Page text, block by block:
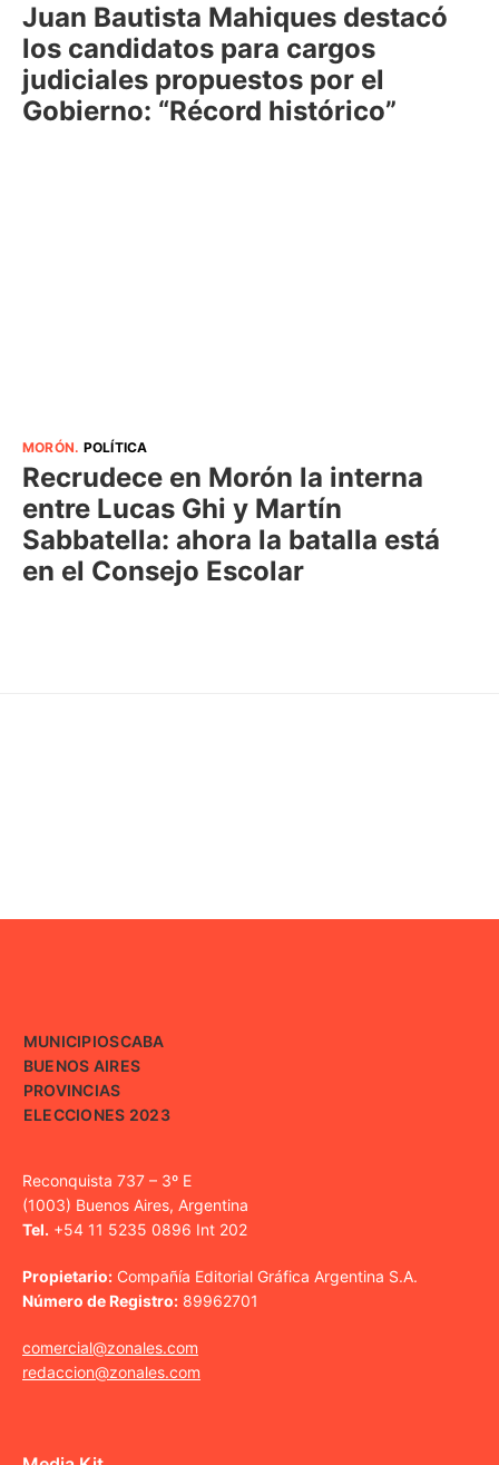
Juan Bautista Mahiques destacó
los candidatos para cargos
judiciales propuestos por el
Gobierno: “Récord histórico”
MORÓN. POLÍTICA
Recrudece en Morón la interna
entre Lucas Ghi y Martín
Sabbatella: ahora la batalla está
en el Consejo Escolar
MUNICIPIOSCABA
BUENOS AIRES
PROVINCIAS
ELECCIONES 2023
Reconquista 737 – 3º E
(1003) Buenos Aires, Argentina
Tel. +54 11 5235 0896 Int 202
Propietario: Compañía Editorial Gráfica Argentina S.A.
Número de Registro: 89962701
comercial@zonales.com
redaccion@zonales.com